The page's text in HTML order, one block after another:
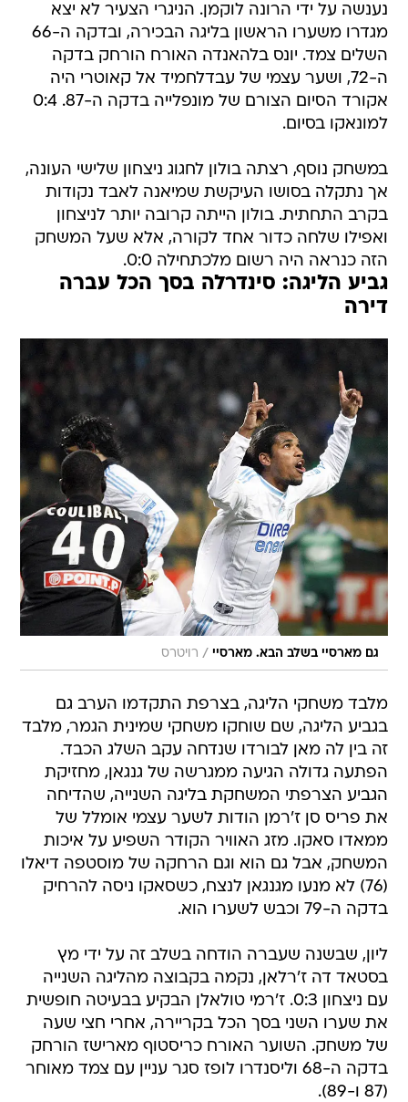
נענשה על ידי הרונה לוקמן. הניגרי הצעיר לא יצא
מגדרו משערו הראשון בליגה הבכירה, ובדקה ה-66
השלים צמד. יונס בלהאנדה האורח הורחק בדקה
ה-72, ושער עצמי של עבדלחמיד אל קאוטרי היה
אקורד הסיום הצורם של מונפלייה בדקה ה-87. 0:4
למונאקו בסיום.
במשחק נוסף, רצתה בולון לחגוג ניצחון שלישי העונה,
אך נתקלה בסושו העיקשת שמיאנה לאבד נקודות
בקרב התחתית. בולון הייתה קרובה יותר לניצחון
ואפילו שלחה כדור אחד לקורה, אלא שעל המשחק
הזה כנראה היה רשום מלכתחילה 0:0.
גביע הליגה: סינדרלה בסך הכל עברה
דירה
גם מארסיי בשלב הבא. מארסיי / רויטרס
מלבד משחקי הליגה, בצרפת התקדמו הערב גם
בגביע הליגה, שם שוחקו משחקי שמינית הגמר, מלבד
זה בין לה מאן לבורדו שנדחה עקב השלג הכבד.
הפתעה גדולה הגיעה ממגרשה של גנגאן, מחזיקת
הגביע הצרפתי המשחקת בליגה השנייה, שהדיחה
את פריס סן ז'רמן הודות לשער עצמי אומלל של
ממאדו סאקו. מזג האוויר הקודר השפיע על איכות
המשחק, אבל גם הוא וגם הרחקה של מוסטפה דיאלו
(76) לא מנעו מגנגאן לנצח, כשסאקו ניסה להרחיק
בדקה ה-79 וכבש לשערו הוא.
ליון, שבשנה שעברה הודחה בשלב זה על ידי מץ
בסטאד דה ז'רלאן, נקמה בקבוצה מהליגה השנייה
עם ניצחון 0:3. ז'רמי טולאלן הבקיע בבעיטה חופשית
את שערו השני בסך הכל בקריירה, אחרי חצי שעה
של משחק. השוער האורח כריסטוף מארישז הורחק
בדקה ה-68 וליסנדרו לופז סגר עניין עם צמד מאוחר
(87 ו-89).